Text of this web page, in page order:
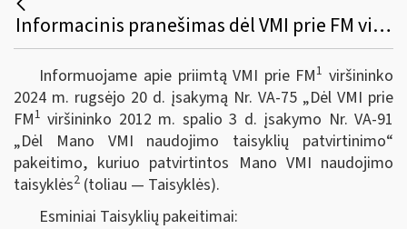
Informacinis pranešimas dėl VMI prie FM viršininko 2024 m. rugsėjo 20 d. įsakymo Nr. VA-75 „Dėl VMI prie FM viršininko 2012 m. spalio 3 d. įsakymo Nr. VA-91 „Dėl Mano VMI naudojimo taisyklių patvirtinimo“ pakeitimo
Informuojame apie priimtą VMI prie FM1 viršininko
2024 m. rugsėjo 20 d. įsakymą Nr. VA-75 „Dėl VMI prie
FM1 viršininko 2012 m. spalio 3 d. įsakymo Nr. VA-91
„Dėl Mano VMI
naudojimo taisyklių patvirtinimo“
pakeitimo, kuriuo patvirtintos Mano VMI naudojimo
taisyklės2 (toliau — Taisyklės).
Esminiai Taisyklių pakeitimai: